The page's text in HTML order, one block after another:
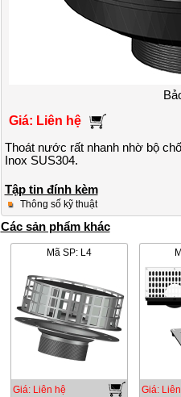
Giá: Liên hệ
Thoát nước rất nhanh nhờ bộ
Inox SUS304.
Tập tin đính kèm
Thông số kỹ thuật
Các sản phẩm khác
Mã SP: L4
Giá: Liên hệ Giá: